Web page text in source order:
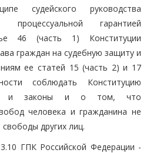
судейского руководства
процессуальной гарантией
46 (часть 1) Конституции
граждан на судебную защиту и
ее статей 15 (часть 2) и 17
соблюдать Конституцию
и законы и о том, что
человека и гражданина не
других лиц.
ГПК Российской Федерации -